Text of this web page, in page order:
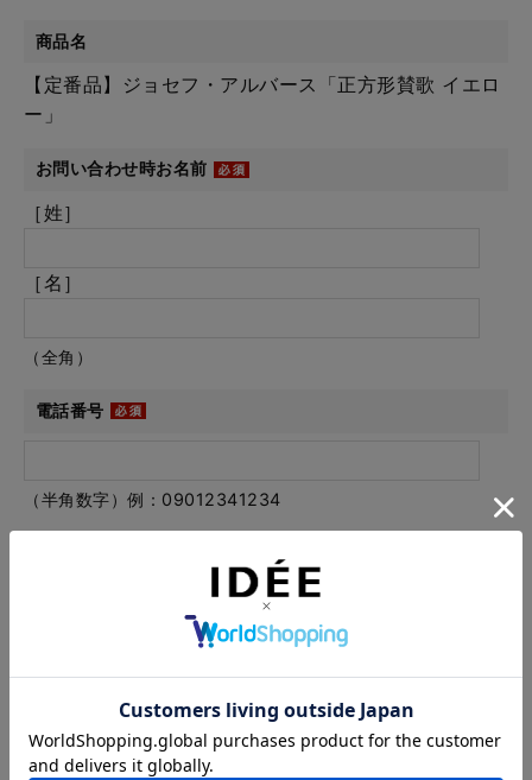
商品名
【定番品】ジョセフ・アルバース「正方形賛歌 イエロ
ー」
お問い合わせ時お名前
［姓］
［名］
（全角）
電話番号
（半角数字）例：09012341234
例：info@example.com
※「.@ (@の前にドット)」、「.. (ドット2つ)」を含むメール
アドレスはご利用いただけません
内容